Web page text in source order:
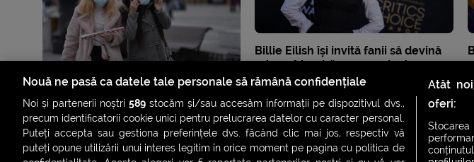
Billie Eilish își invită fanii să devină
„close friends” cu ea pe Instagram
Nouă ne pasă ca datele tale personale să rămână confidențiale
Noi și partenerii noștri589 stocăm și/sau accesăm informații pe dispozitivul dvs.,
precum identificatorii cookie unici pentru prelucrarea datelor cu caracter personal.
Puteți accepta sau gestiona preferințele dvs. făcând clic mai jos, respectiv vă
puteți opune utilizării unui interes legitim în orice moment pe pagina cu politica de
Atât
oferi: